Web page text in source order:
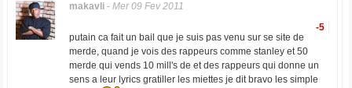
makavli- Mer 09 Fev 2011
-5
putain ca fait un bail que je suis pas venu sur se site de
merde, quand je vois des rappeurs comme stanley et 50
merde qui vends 10 mill's de et des rappeurs qui donne un
sens a leur lyrics gratiller les miettes je dit bravo les simple